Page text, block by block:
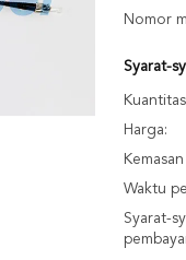
Nomor
Syarat-
Harga:
Waktu
Syarat-